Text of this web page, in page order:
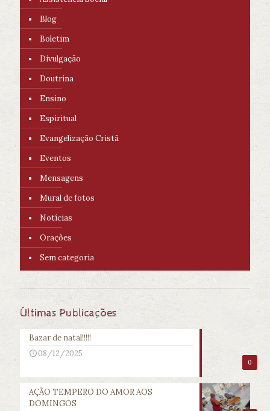
Blog
Boletim
Divulgação
Doutrina
Ensino
Espiritual
Evangelização Cristã
Eventos
Mensagens
Mural de fotos
Notícias
Orações
Sem categoria
Últimas Publicações
0
Bazar de natal!!!!!
08/12/2025
AÇÃO TEMPERO DO AMOR AOS
DOMINGOS